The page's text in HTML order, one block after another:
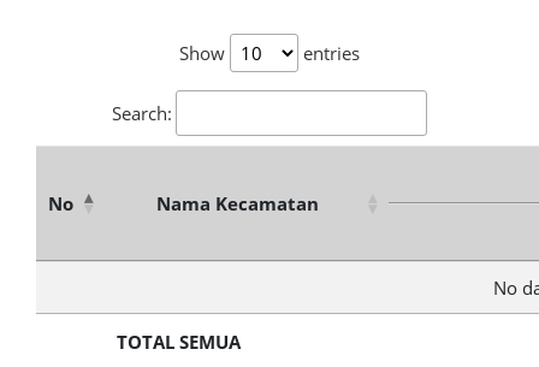
Show entries
Search:
No Nama Kecamatan
No
TOTAL SEMUA